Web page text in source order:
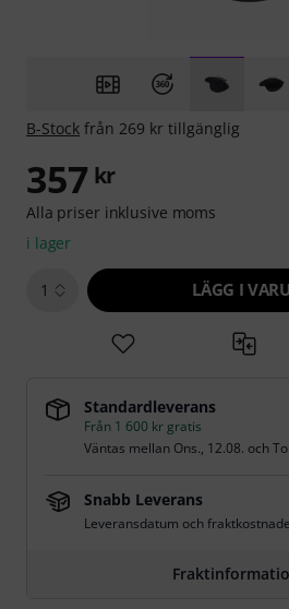
B-Stock från 269 kr tillgänglig
357 kr
Alla priser inklusive moms
i lager
1 LÄGG I
Standardleverans
Från 1 600 kr gratis
Väntas mellan Ons., 12.08. och
Snabb Leverans
Leveransdatum och